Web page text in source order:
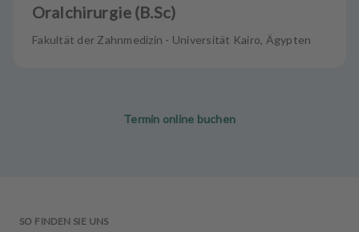
Oralchirurgie (B.Sc)
Fakultät der Zahnmedizin - Universität Kairo, Ägypten
Termin online buchen
SO FINDEN SIE UNS